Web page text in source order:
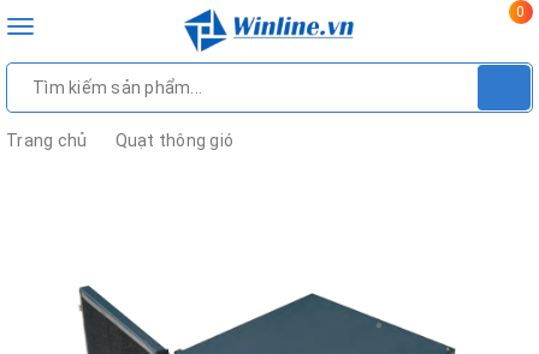
Toggle
0
Trang chủ Quạt thông gió